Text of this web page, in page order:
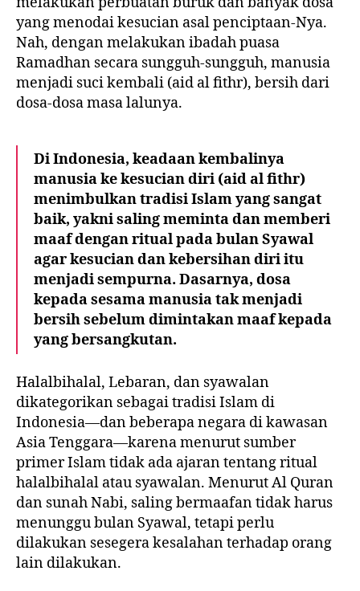
yang menodai kesucian asal penciptaan-Nya.
Nah, dengan melakukan ibadah puasa
Ramadhan secara sungguh-sungguh, manusia
menjadi suci kembali (aid al fithr), bersih dari
dosa-dosa masa lalunya.
Di Indonesia, keadaan kembalinya
manusia ke kesucian diri (aid al fithr)
menimbulkan tradisi Islam yang sangat
baik, yakni saling meminta dan memberi
maaf dengan ritual pada bulan Syawal
agar kesucian dan kebersihan diri itu
menjadi sempurna. Dasarnya, dosa
kepada sesama manusia tak menjadi
bersih sebelum dimintakan maaf kepada
yang bersangkutan.
Halalbihalal, Lebaran, dan syawalan
dikategorikan sebagai tradisi Islam di
Indonesia—dan beberapa negara di kawasan
Asia Tenggara—karena menurut sumber
primer Islam tidak ada ajaran tentang ritual
halalbihalal atau syawalan. Menurut Al Quran
dan sunah Nabi, saling bermaafan tidak harus
menunggu bulan Syawal, tetapi perlu
dilakukan sesegera kesalahan terhadap orang
lain dilakukan.